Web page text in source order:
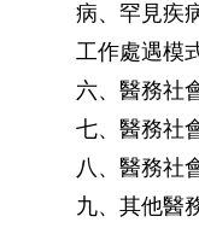
病、罕見疾
工作處遇模
六、醫務社
七、醫務社
八、醫務社
九、其他醫